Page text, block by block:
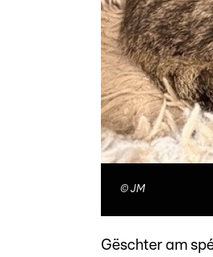
© JM
Gëschter am